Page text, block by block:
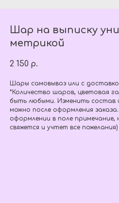
Шар на выписку
метрикой
2 150 р.
Шары самовывоз или с
*Количество шаров, цветовая
быть любыми. Изменить состав
можно после оформления
оформлении в поле примечание,
свяжется и учтет все пожелания)